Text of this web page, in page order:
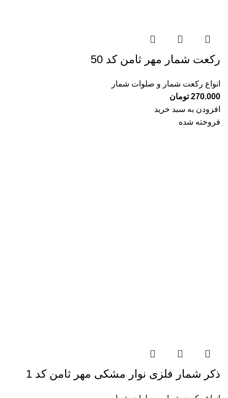
رکعت شمار مهر ثامن کد 50
انواع رکعت شمار و صلوات شمار
270.000 تومان
افزودن به سبد خرید
فروخته شده
ذکر شمار فلزی نوار مشکی مهر ثامن کد 1